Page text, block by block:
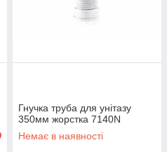
Гнучка труба для унітазу
350мм жорстка 7140N
Немає в наявності